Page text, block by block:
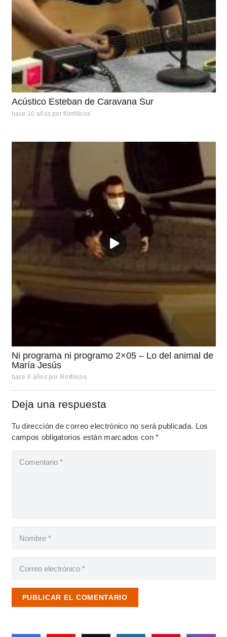
Acústico Esteban de Caravana Sur
hace 10 años por filmfilicos
Ni programa ni programo 2×05 – Lo del animal de
María Jesús
hace 6 años por filmfilicos
Deja una respuesta
Tu dirección de correo electrónico no será publicada. Los
campos obligatorios están marcados con*
PUBLICAR EL COMENTARIO